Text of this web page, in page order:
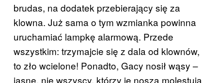
brudas, na dodatek przebierający się za
klowna. Już sama o tym wzmianka powinna
uruchamiać lampkę alarmową. Przede
wszystkim: trzymajcie się z dala od klownów,
to zło wcielone! Ponadto, Gacy nosił wąsy –
jasne, nie wszyscy, którzy je noszą molestują